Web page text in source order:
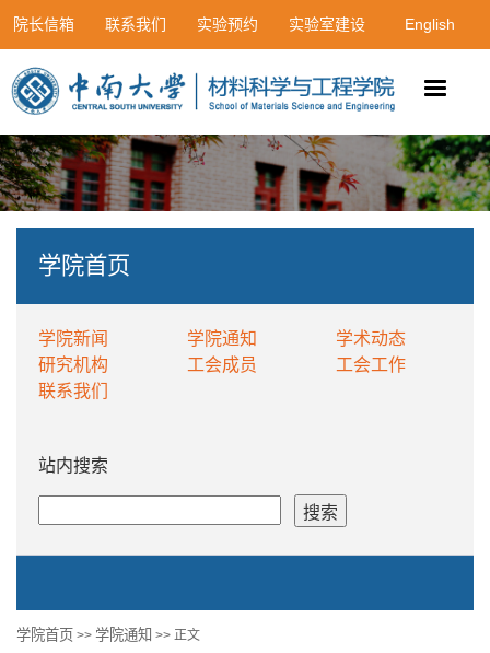
院长信箱 联系我们 实验预约 实验室建设 English
学院首页
学院新闻 学院通知
学术动态
研究机构
工会成员
工会工作
联系我们
站内搜索
学院首页 >> 学院通知 >> 正文